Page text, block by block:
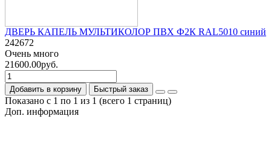
ДВЕРЬ КАПЕЛЬ МУЛЬТИКОЛОР ПВХ Ф2К RAL5010 синий
242672
Очень много
21600.00руб.
Добавить в корзину Быстрый заказ
Показано с 1 по 1 из 1 (всего 1 страниц)
Доп. информация